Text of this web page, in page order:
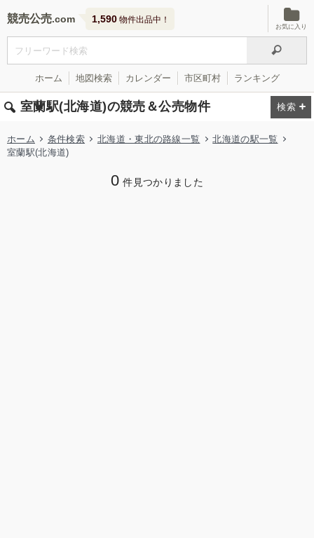
競売公売 1,590 物件出品中！
お気に入り
ホーム 地図検索 カレンダー 市区町村 ランキング
室蘭駅(北海道)の競売＆公売物件
ホーム 条件検索 北海道・東北の路線一覧
北海道の駅一覧
室蘭駅(北海道)
0 件見つかりました